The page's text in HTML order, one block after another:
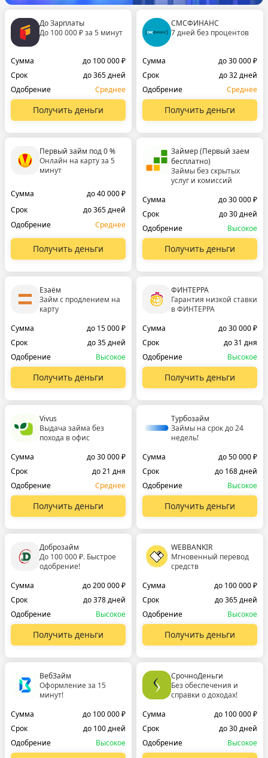
До Зарплаты
До 100 000 ₽ за 5 минут
Сумма
до 100 000 ₽
Срок
до 365 дней
Одобрение
Среднее
Получить деньги
СМСФИНАНС
7 дней без процентов
Сумма
до 30 000 ₽
Срок
до 32 дней
Одобрение
Среднее
Получить деньги
Первый займ под 0 %
Онлайн на карту за 5
минут
Сумма
до 40 000 ₽
Срок
до 365 дней
Одобрение
Среднее
Получить деньги
Займер (Первый заем
бесплатно)
Займы без скрытых
услуг и комиссий
Сумма
до 30 000 ₽
Срок
до 30 дней
Одобрение
Высокое
Получить деньги
Езаём
Займ с продлением на
карту
Сумма
до 15 000 ₽
Срок
до 35 дней
Одобрение
Высокое
Получить деньги
ФИНТЕРРА
Гарантия низкой ставки
в ФИНТЕРРА
Сумма
до 30 000 ₽
Срок
до 31 дня
Одобрение
Высокое
Получить деньги
Vivus
Выдача займа без
похода в офис
Сумма
до 30 000 ₽
Срок
до 21 дня
Одобрение
Среднее
Получить деньги
Турбозайм
Займы на срок до 24
недель!
Сумма
до 50 000 ₽
Срок
до 168 дней
Одобрение
Высокое
Получить деньги
Доброзайм
До 100 000 ₽. Быстрое
одобрение!
Сумма
до 200 000 ₽
Срок
до 378 дней
Одобрение
Высокое
Получить деньги
WEBBANKIR
Мгновенный перевод
средств
Сумма
до 100 000 ₽
Срок
до 365 дней
Одобрение
Высокое
Получить деньги
ВебЗайм
Оформление за 15
минут!
Сумма
до 100 000 ₽
Срок
до 100 дней
Одобрение
Высокое
СрочноДеньги
Без обеспечения и
справки о доходах!
Сумма
до 100 000 ₽
Срок
до 30 дней
Одобрение
Высокое